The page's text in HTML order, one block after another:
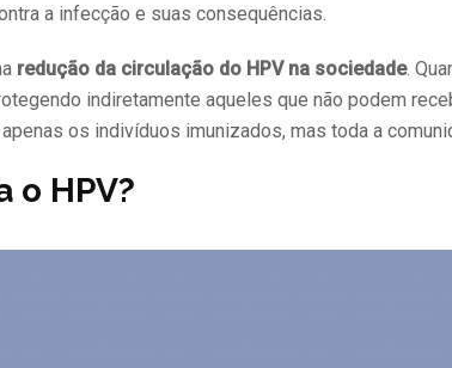
a infecção e suas consequências.
redução da circulação do HPV na sociedade.
indiretamente aqueles que não podem
os indivíduos imunizados, mas toda a
o HPV?